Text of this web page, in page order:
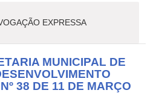
EXPRESSA
MUNICIPAL DE
38 DE 11 DE MARÇO